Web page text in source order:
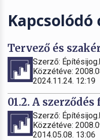
Kapcsolódó
Tervező és
Szerző:
Közzétéve:
2024.11.24. 12:19
01.2. A
Szerző:
Közzétéve:
2014.05.08. 13:06